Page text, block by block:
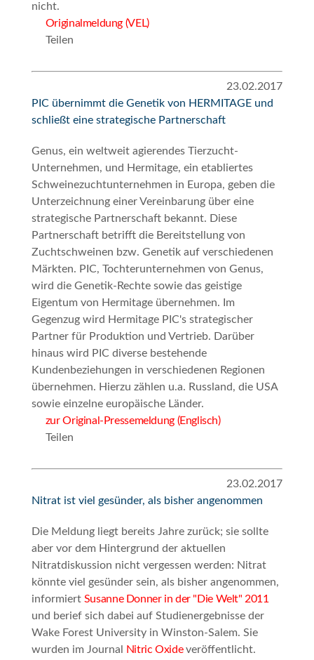
nicht.
Originalmeldung (VEL)
Teilen
23.02.2017
PIC übernimmt die Genetik von HERMITAGE und
schließt eine strategische Partnerschaft
Genus, ein weltweit agierendes Tierzucht-
Unternehmen, und Hermitage, ein etabliertes
Schweinezuchtunternehmen in Europa, geben die
Unterzeichnung einer Vereinbarung über eine
strategische Partnerschaft bekannt. Diese
Partnerschaft betrifft die Bereitstellung von
Zuchtschweinen bzw. Genetik auf verschiedenen
Märkten. PIC, Tochterunternehmen von Genus,
wird die Genetik-Rechte sowie das geistige
Eigentum von Hermitage übernehmen. Im
Gegenzug wird Hermitage PIC's strategischer
Partner für Produktion und Vertrieb. Darüber
hinaus wird PIC diverse bestehende
Kundenbeziehungen in verschiedenen Regionen
übernehmen. Hierzu zählen u.a. Russland, die USA
sowie einzelne europäische Länder.
zur Original-Pressemeldung (Englisch)
Teilen
23.02.2017
Nitrat ist viel gesünder, als bisher angenommen
Die Meldung liegt bereits Jahre zurück; sie sollte
aber vor dem Hintergrund der aktuellen
Nitratdiskussion nicht vergessen werden: Nitrat
könnte viel gesünder sein, als bisher angenommen,
informiert Susanne Donner in der "Die Welt" 2011
und berief sich dabei auf Studienergebnisse der
Wake Forest University in Winston-Salem. Sie
wurden im Journal
Nitric Oxideveröffentlicht.